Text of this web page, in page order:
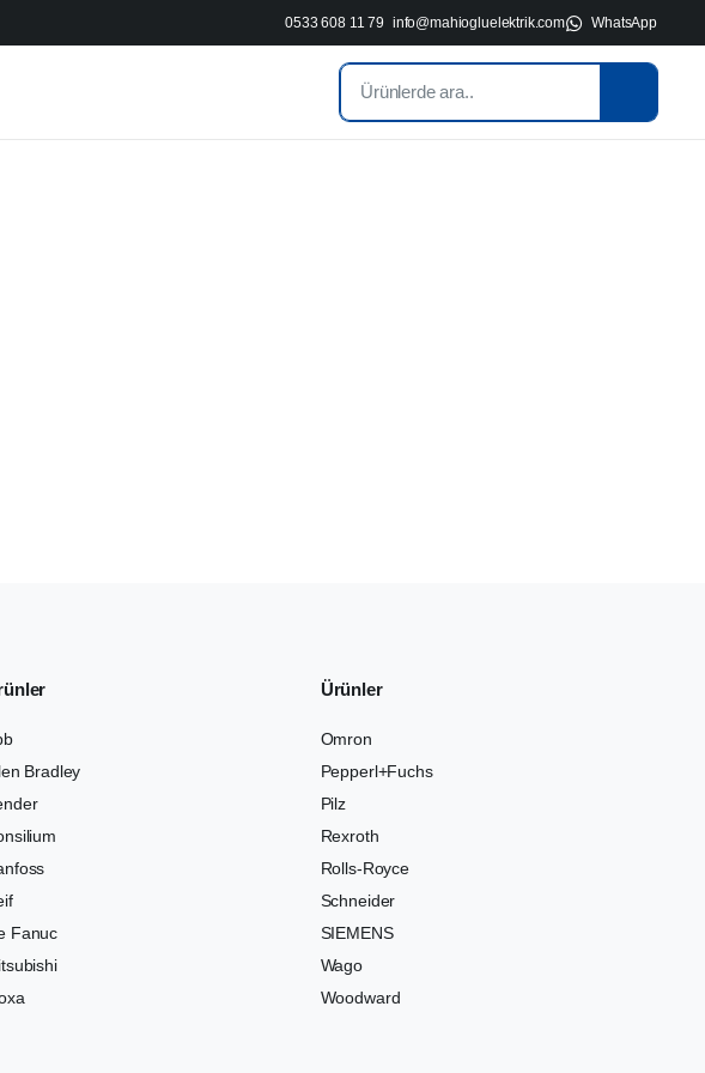
0533 608 11 79 info@mahiogluelektrik.com WhatsApp
Bradley
Fanuc
Ürünler
Omron
Pepperl+Fuchs
Pilz
Rexroth
Rolls-Royce
Schneider
SIEMENS
Wago
Woodward